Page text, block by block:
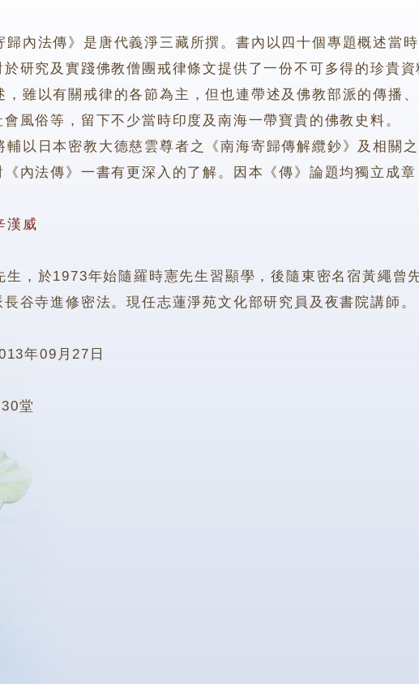
歸內法傳》是唐代義淨三藏所撰。書內以四十個專題概述當
研究及實踐佛教僧團戒律條文提供了一份不可多得的珍貴資
以有關戒律的各節為主，但也連帶述及佛教部派的傳播、
風俗等，留下不少當時印度及南海一帶寶貴的佛教史料。
日本密教大德慈雲尊者之《南海寄歸傳解纜鈔》及相關之
內法傳》一書有更深入的了解。因本《傳》論題均獨立成
漢威
於1973年始隨羅時憲先生習顯學，後隨東密名宿黃繩曾
谷寺進修密法。現任志蓮淨苑文化部研究員及夜書院講師。
年09月27日
堂